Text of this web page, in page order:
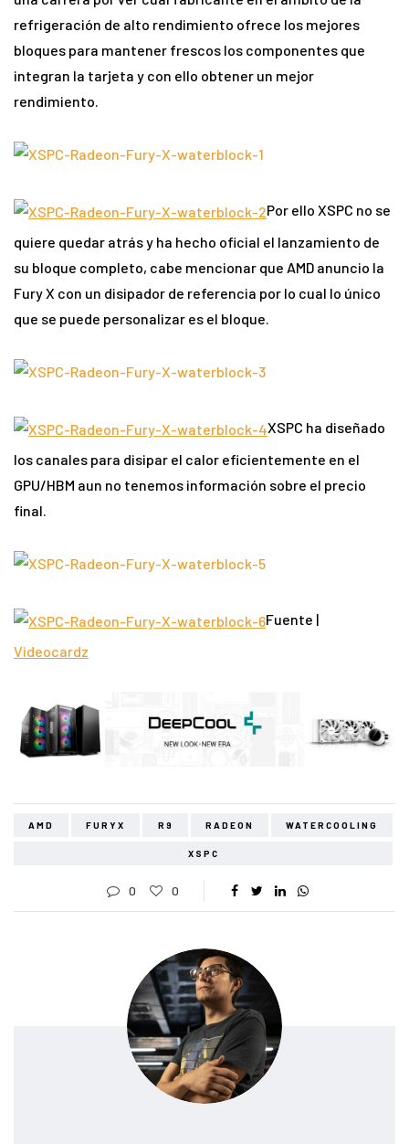
refrigeración de alto rendimiento ofrece los mejores
bloques para mantener frescos los componentes que
integran la tarjeta y con ello obtener un mejor
rendimiento.
Por ello XSPC no se
quiere quedar atrás y ha hecho oficial el lanzamiento de
su bloque completo, cabe mencionar que AMD anuncio la
Fury X con un disipador de referencia por lo cual lo único
que se puede personalizar es el bloque.
XSPC ha diseñado
los canales para disipar el calor eficientemente en el
GPU/HBM aun no tenemos información sobre el precio
final.
Fuente |
Videocardz
AMD FURYX R9 RADEON WATERCOOLING
XSPC
0 0